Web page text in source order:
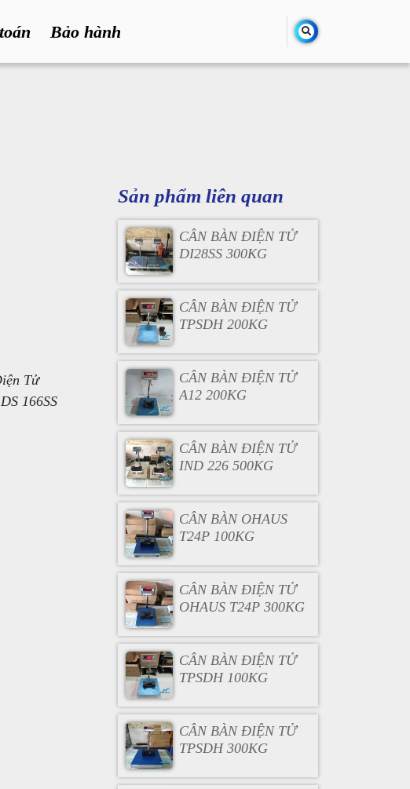
Bảo hành
Tử
166SS
Sản phẩm liên quan
CÂN BÀN ĐIỆN TỬ
DI28SS 300KG
CÂN BÀN ĐIỆN TỬ
TPSDH 200KG
CÂN BÀN ĐIỆN TỬ
A12 200KG
CÂN BÀN ĐIỆN TỬ
IND 226 500KG
CÂN BÀN OHAUS
T24P 100KG
CÂN BÀN ĐIỆN TỬ
OHAUS T24P 300KG
CÂN BÀN ĐIỆN TỬ
TPSDH 100KG
CÂN BÀN ĐIỆN TỬ
TPSDH 300KG